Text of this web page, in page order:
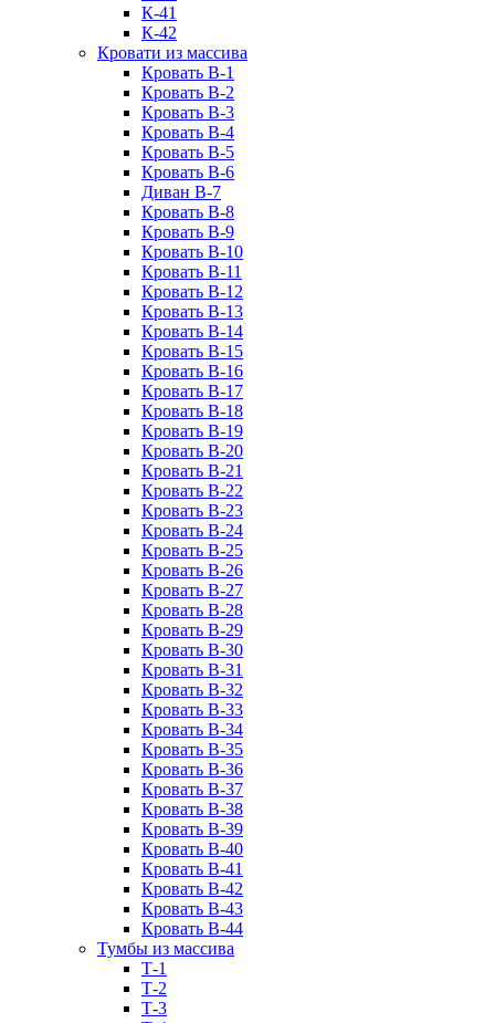
К-41
К-42
Кровати из массива
Кровать В-1
Кровать В-2
Кровать В-3
Кровать В-4
Кровать В-5
Кровать В-6
Диван В-7
Кровать В-8
Кровать В-9
Кровать В-10
Кровать В-11
Кровать В-12
Кровать В-13
Кровать В-14
Кровать В-15
Кровать В-16
Кровать В-17
Кровать В-18
Кровать В-19
Кровать В-20
Кровать В-21
Кровать В-22
Кровать В-23
Кровать В-24
Кровать В-25
Кровать В-26
Кровать В-27
Кровать В-28
Кровать В-29
Кровать В-30
Кровать В-31
Кровать В-32
Кровать В-33
Кровать В-34
Кровать В-35
Кровать В-36
Кровать В-37
Кровать В-38
Кровать В-39
Кровать В-40
Кровать В-41
Кровать В-42
Кровать В-43
Кровать В-44
Тумбы из массива
Т-1
Т-2
Т-3